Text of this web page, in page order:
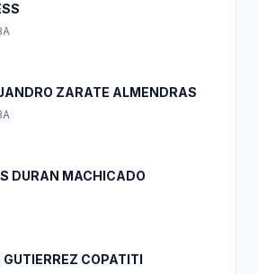
ZARATE ALMENDRAS
DURAN MACHICADO
GUTIERREZ COPATITI